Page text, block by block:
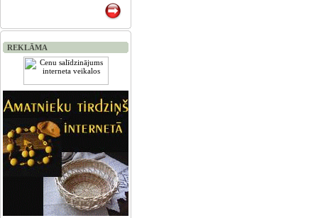
REKLĀMA